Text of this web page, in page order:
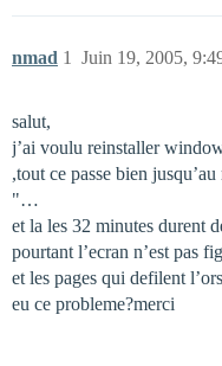
nmad Juin 19, 2005,
1
salut,
j’ai voulu reinstaller
,tout ce passe bien
"…
et la les 32 minutes durent
pourtant l’ecran n’est pas
et les pages qui defilent
eu ce probleme?merci